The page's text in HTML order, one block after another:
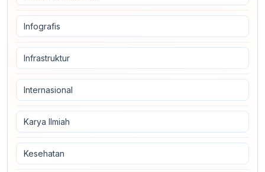
Infografis
Infrastruktur
Internasional
Karya Ilmiah
Kesehatan